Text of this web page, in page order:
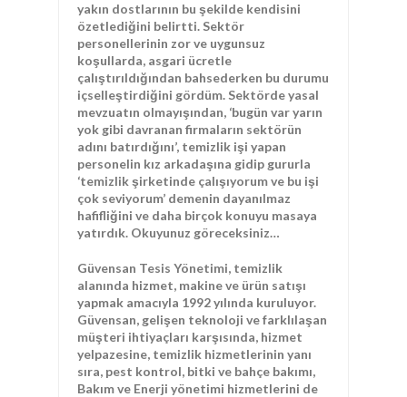
yakın dostlarının bu şekilde kendisini
özetlediğini belirtti. Sektör
personellerinin zor ve uygunsuz
koşullarda, asgari ücretle
çalıştırıldığından bahsederken bu durumu
içselleştirdiğini gördüm. Sektörde yasal
mevzuatın olmayışından, ‘bugün var yarın
yok gibi davranan firmaların sektörün
adını batırdığını’, temizlik işi yapan
personelin kız arkadaşına gidip gururla
‘temizlik şirketinde çalışıyorum ve bu işi
çok seviyorum’ demenin dayanılmaz
hafifliğini ve daha birçok konuyu masaya
yatırdık. Okuyunuz göreceksiniz…
Güvensan Tesis Yönetimi, temizlik
alanında hizmet, makine ve ürün satışı
yapmak amacıyla 1992 yılında kuruluyor.
Güvensan, gelişen teknoloji ve farklılaşan
müşteri ihtiyaçları karşısında, hizmet
yelpazesine, temizlik hizmetlerinin yanı
sıra, pest kontrol, bitki ve bahçe bakımı,
Bakım ve Enerji yönetimi hizmetlerini de